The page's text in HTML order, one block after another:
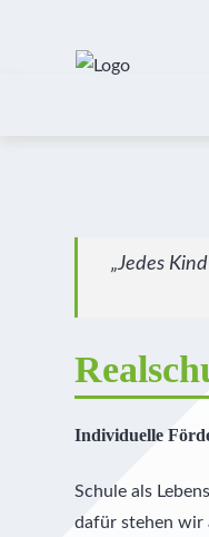
„Jedes
Individuelle
Schule als
dafür stehen wir